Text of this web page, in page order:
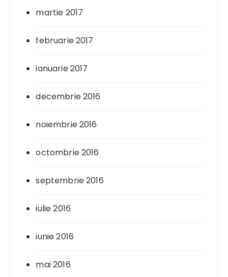
martie 2017
februarie 2017
ianuarie 2017
decembrie 2016
noiembrie 2016
octombrie 2016
septembrie 2016
iulie 2016
iunie 2016
mai 2016